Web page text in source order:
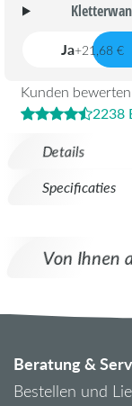
Details
Specificaties
Kunden
2238
Ja+21,68 €
Von Ihnen
Beratung &
Bestellen und